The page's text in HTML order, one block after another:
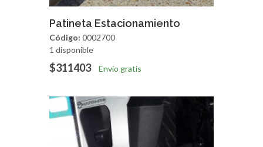
Agregar Vista Rapida
Patineta Estacionamiento
Código: 0002700
1 disponible
$311403 Envío gratis